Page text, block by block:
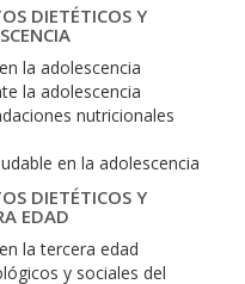
DIETÉTICOS Y
la adolescencia
la adolescencia
nutricionales
en la adolescencia
DIETÉTICOS Y
EDAD
la tercera edad
y sociales del